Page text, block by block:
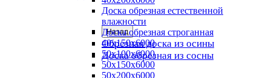
Назад
Обрезная доска из осины
Доска обрезная из сосны
Доска обрезная естественной
влажности
Доска обрезная строганная
40х150х6000
50х100х6000
50х150х6000
50х200х6000